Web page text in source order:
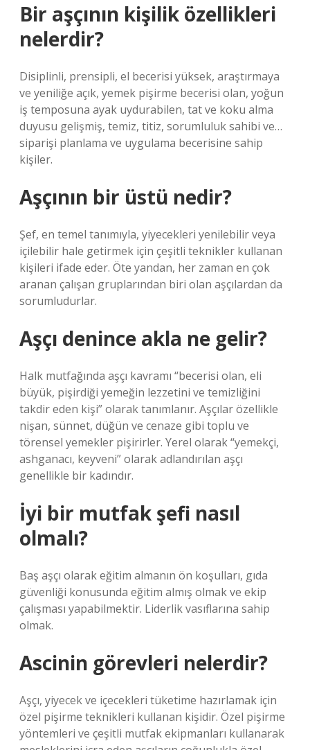
Bir aşçının kişilik özellikleri
nelerdir?
Disiplinli, prensipli, el becerisi yüksek, araştırmaya
ve yeniliğe açık, yemek pişirme becerisi olan, yoğun
iş temposuna ayak uydurabilen, tat ve koku alma
duyusu gelişmiş, temiz, titiz, sorumluluk sahibi ve…
siparişi planlama ve uygulama becerisine sahip
kişiler.
Aşçının bir üstü nedir?
Şef, en temel tanımıyla, yiyecekleri yenilebilir veya
içilebilir hale getirmek için çeşitli teknikler kullanan
kişileri ifade eder. Öte yandan, her zaman en çok
aranan çalışan gruplarından biri olan aşçılardan da
sorumludurlar.
Aşçı denince akla ne gelir?
Halk mutfağında aşçı kavramı “becerisi olan, eli
büyük, pişirdiği yemeğin lezzetini ve temizliğini
takdir eden kişi” olarak tanımlanır. Aşçılar özellikle
nişan, sünnet, düğün ve cenaze gibi toplu ve
törensel yemekler pişirirler. Yerel olarak “yemekçi,
ashganacı, keyveni” olarak adlandırılan aşçı
genellikle bir kadındır.
İyi bir mutfak şefi nasıl
olmalı?
Baş aşçı olarak eğitim almanın ön koşulları, gıda
güvenliği konusunda eğitim almış olmak ve ekip
çalışması yapabilmektir. Liderlik vasıflarına sahip
olmak.
Ascinin görevleri nelerdir?
Aşçı, yiyecek ve içecekleri tüketime hazırlamak için
özel pişirme teknikleri kullanan kişidir. Özel pişirme
yöntemleri ve çeşitli mutfak ekipmanları kullanarak